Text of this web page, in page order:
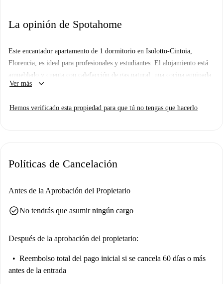
La opinión de Spotahome
Este encantador apartamento de 1 dormitorio en Isolotto-Cintoia,
Florencia, es ideal para profesionales y estudiantes. El alojamiento está
amueblado y cuenta con calefacción de gas natural, una cocina equipada
con horno de gas y aire acondicionado individual. Dispone de conexión
limpio. Ha sido inspeccionado por Spotahome para asegurar su calidad.
encuentran A Tutta Piadina para comer algo rápido, y opciones cercanas
impresionante Observatorio y Ghiacciaia delle Cascine también están a
Ver más keyboard_arrow_down
Hemos verificado esta propiedad para que tú no tengas que hacerlo
Políticas de Cancelación
Antes de la Aprobación del Propietario
check_circleNo tendrás que asumir ningún cargo
Después de la aprobación del propietario:
Reembolso total del pago inicial si se cancela 60 días o más
antes de la entrada